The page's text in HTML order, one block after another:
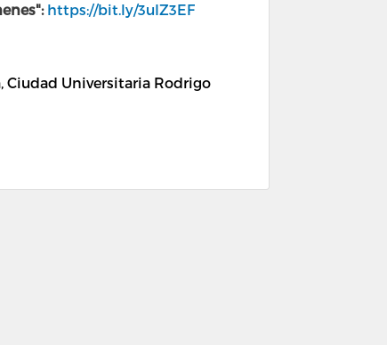
https://bit.ly/3uIZ3EF
Ciudad Universitaria Rodrigo